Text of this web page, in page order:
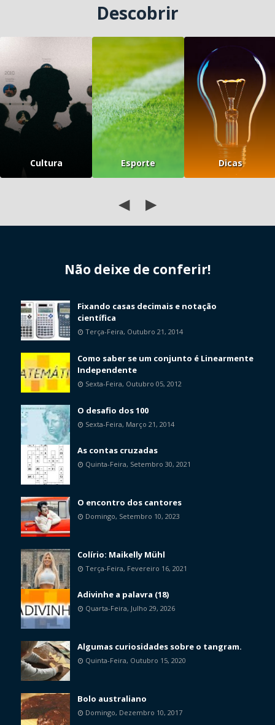
Descobrir
Cultura Esporte Dicas
◀ ▶
Não deixe de conferir!
Fixando casas decimais e notação
científica
Terça-Feira, Outubro 21, 2014
Como saber se um conjunto é Linearmente
Independente
Sexta-Feira, Outubro 05, 2012
O desafio dos 100
Sexta-Feira, Março 21, 2014
As contas cruzadas
Quinta-Feira, Setembro 30, 2021
O encontro dos cantores
Domingo, Setembro 10, 2023
Colírio: Maikelly Mühl
Terça-Feira, Fevereiro 16, 2021
Adivinhe a palavra (18)
Quarta-Feira, Julho 29, 2026
Algumas curiosidades sobre o tangram.
Quinta-Feira, Outubro 15, 2020
Bolo australiano
Domingo, Dezembro 10, 2017